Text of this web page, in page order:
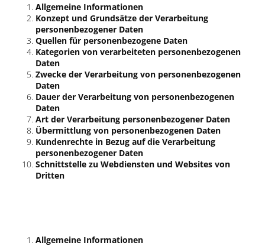
Allgemeine Informationen
Konzept und Grundsätze der Verarbeitung
personenbezogener Daten
Quellen für personenbezogene Daten
Kategorien von verarbeiteten personenbezogenen
Daten
Zwecke der Verarbeitung von personenbezogenen
Daten
Dauer der Verarbeitung von personenbezogenen
Daten
Art der Verarbeitung personenbezogener Daten
Übermittlung von personenbezogenen Daten
Kundenrechte in Bezug auf die Verarbeitung
personenbezogener Daten
Schnittstelle zu Webdiensten und Websites von
Dritten
Allgemeine Informationen